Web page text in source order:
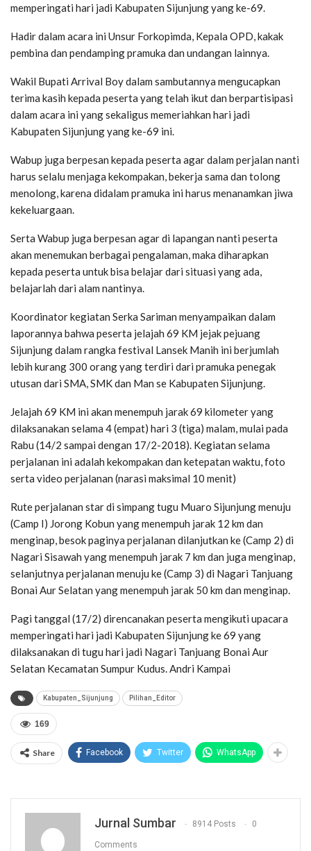
memperingati hari jadi Kabupaten Sijunjung yang ke-69.
Hadir dalam acara ini Unsur Forkopimda, Kepala OPD, kakak
pembina dan pendamping pramuka dan undangan lainnya.
Wakil Bupati Arrival Boy dalam sambutannya mengucapkan
terima kasih kepada peserta yang telah ikut dan berpartisipasi
dalam acara ini yang sekaligus memeriahkan hari jadi
Kabupaten Sijunjung yang ke-69 ini.
Wabup juga berpesan kepada peserta agar dalam perjalan nanti
harus selalu menjaga kekompakan, bekerja sama dan tolong
menolong, karena didalam pramuka ini harus menanamkan jiwa
kekeluargaan.
Serta Wabup juga berpesan agar di lapangan nanti peserta
akan menemukan berbagai pengalaman, maka diharapkan
kepada peserta untuk bisa belajar dari situasi yang ada,
belajarlah dari alam nantinya.
Koordinator kegiatan Serka Sariman menyampaikan dalam
laporannya bahwa peserta jelajah 69 KM jejak pejuang
Sijunjung dalam rangka festival Lansek Manih ini berjumlah
lebih kurang 300 orang yang terdiri dari pramuka penegak
utusan dari SMA, SMK dan Man se Kabupaten Sijunjung.
Jelajah 69 KM ini akan menempuh jarak 69 kilometer yang
dilaksanakan selama 4 (empat) hari 3 (tiga) malam, mulai pada
Rabu (14/2 sampai dengan 17/2-2018). Kegiatan selama
perjalanan ini adalah kekompakan dan ketepatan waktu, foto
serta video perjalanan (narasi maksimal 10 menit)
Rute perjalanan star di simpang tugu Muaro Sijunjung menuju
(Camp I) Jorong Kobun yang menempuh jarak 12 km dan
menginap, besok paginya perjalanan dilanjutkan ke (Camp 2) di
Nagari Sisawah yang menempuh jarak 7 km dan juga menginap,
selanjutnya perjalanan menuju ke (Camp 3) di Nagari Tanjuang
Bonai Aur Selatan yang menempuh jarak 50 km dan menginap.
Pagi tanggal (17/2) direncanakan peserta mengikuti upacara
memperingati hari jadi Kabupaten Sijunjung ke 69 yang
dilaksanakan di tugu hari jadi Nagari Tanjuang Bonai Aur
Selatan Kecamatan Sumpur Kudus. Andri Kampai
Kabupaten_Sijunjung Pilihan_Editor
169
Share Facebook Twitter WhatsApp
Jurnal Sumbar 8914 Posts 0
Comments